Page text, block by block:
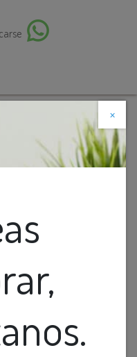
×
Descuento web
D35X52Cm